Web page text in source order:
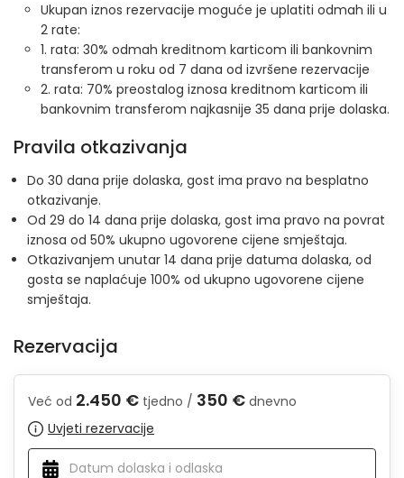
Ukupan iznos rezervacije moguće je uplatiti odmah ili u
2 rate:
1. rata: 30% odmah kreditnom karticom ili bankovnim
transferom u roku od 7 dana od izvršene rezervacije
2. rata: 70% preostalog iznosa kreditnom karticom ili
bankovnim transferom najkasnije 35 dana prije dolaska.
Pravila otkazivanja
Do 30 dana prije dolaska, gost ima pravo na besplatno
otkazivanje.
Od 29 do 14 dana prije dolaska, gost ima pravo na povrat
iznosa od 50% ukupno ugovorene cijene smještaja.
Otkazivanjem unutar 14 dana prije datuma dolaska, od
gosta se naplaćuje 100% od ukupno ugovorene cijene
smještaja.
Rezervacija
Već od 2.450 € tjedno / 350 € dnevno
Uvjeti rezervacije